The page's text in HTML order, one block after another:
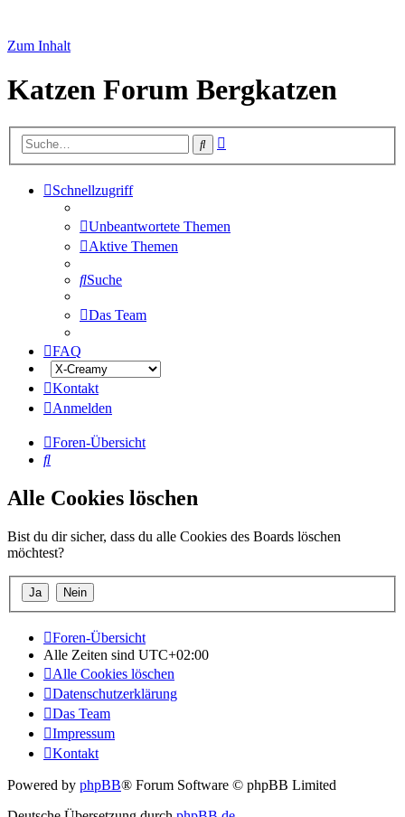
Zum Inhalt
Katzen Forum Bergkatzen
Suche
Schnellzugriff
Unbeantwortete Themen
Aktive Themen
Suche
Das Team
FAQ
Kontakt
Anmelden
Foren-Übersicht
Suche
Alle Cookies löschen
Bist du dir sicher, dass du alle Cookies des Boards löschen
möchtest?
Foren-Übersicht
Alle Zeiten sind UTC+02:00
Alle Cookies löschen
Datenschutzerklärung
Das Team
Impressum
Kontakt
Powered by phpBB® Forum Software © phpBB Limited